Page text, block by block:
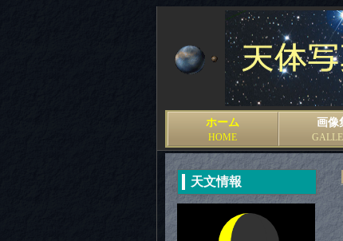
ホーム
HOME
画像
天文情報